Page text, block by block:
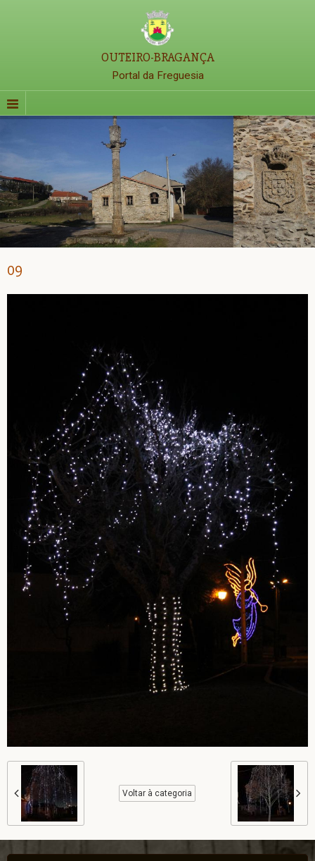
OUTEIRO-BRAGANÇA
Portal da Freguesia
09
Voltar à categoria